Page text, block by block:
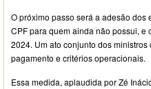
O próximo passo será a adesão
CPF para quem ainda não possui,
2024. Um ato conjunto dos
pagamento e critérios operacionais.
Essa medida, aplaudida por Zé